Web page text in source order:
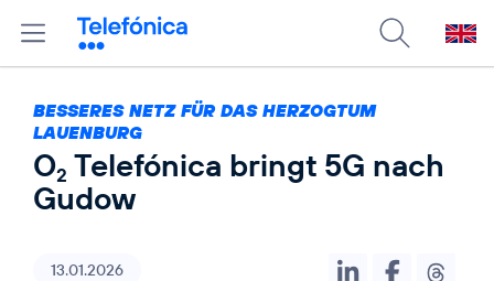
BESSERES NETZ FÜR DAS HERZOGTUM
LAUENBURG
O2 Telefónica bringt 5G nach
Gudow
13.01.2026